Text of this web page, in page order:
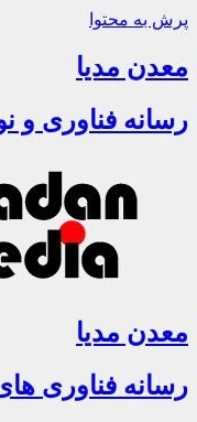
پرش به محتوا
معدن مدیا
رسانه فناوری و
معدن مدیا
رسانه فناوری